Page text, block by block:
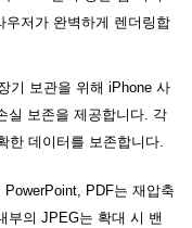
저가 완벽하게 렌더링합
기 보관을 위해 iPhone 사
실 보존을 제공합니다. 각
한 데이터를 보존합니다.
PowerPoint, PDF는 재압축
부의 JPEG는 확대 시 밴